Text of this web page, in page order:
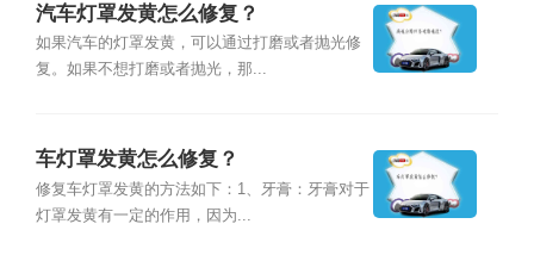
汽车灯罩发黄怎么修复？
如果汽车的灯罩发黄，可以通过打磨或者抛光修
复。如果不想打磨或者抛光，那...
车灯罩发黄怎么修复？
修复车灯罩发黄的方法如下：1、牙膏：牙膏对于
灯罩发黄有一定的作用，因为...